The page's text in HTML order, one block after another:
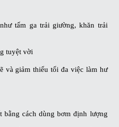
tấm ga trải giường, khăn trải
tuyệt vời
và giảm thiểu tối đa việc làm hư
bằng cách dùng bơm định lượng